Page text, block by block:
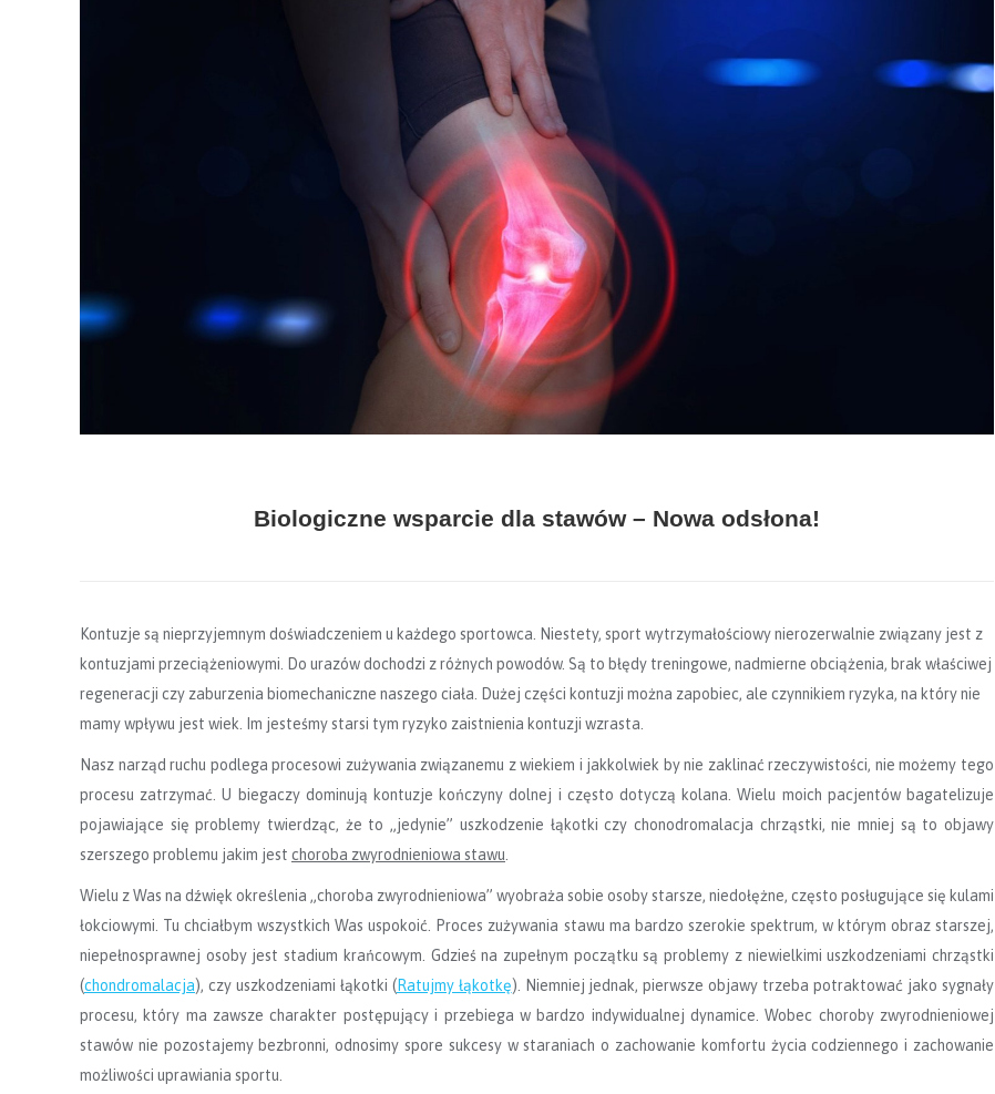
Biologiczne wsparcie dla stawów – Nowa odsłona!
Kontuzje są nieprzyjemnym doświadczeniem u każdego sportowca. Niestety, sport wytrzymałościowy nierozerwalnie związany jest z
kontuzjami przeciążeniowymi. Do urazów dochodzi z różnych powodów. Są to błędy treningowe, nadmierne obciążenia, brak właściwej
regeneracji czy zaburzenia biomechaniczne naszego ciała. Dużej części kontuzji można zapobiec, ale czynnikiem ryzyka, na który nie
mamy wpływu jest wiek. Im jesteśmy starsi tym ryzyko zaistnienia kontuzji wzrasta.
Nasz narząd ruchu podlega procesowi zużywania związanemu z wiekiem i jakkolwiek by nie zaklinać rzeczywistości, nie możemy tego
procesu zatrzymać. U biegaczy dominują kontuzje kończyny dolnej i często dotyczą kolana. Wielu moich pacjentów bagatelizuje
pojawiające się problemy twierdząc, że to „jedynie” uszkodzenie łąkotki czy chonodromalacja chrząstki, nie mniej są to objawy
szerszego problemu jakim jest choroba zwyrodnieniowa stawu
Wielu z Was na dźwięk określenia „choroba zwyrodnieniowa” wyobraża sobie osoby starsze, niedołężne, często posługujące się kulami
łokciowymi. Tu chciałbym wszystkich Was uspokoić. Proces zużywania stawu ma bardzo szerokie spektrum, w którym obraz starszej,
niepełnosprawnej osoby jest stadium krańcowym. Gdzieś na zupełnym początku są problemy z niewielkimi uszkodzeniami chrząstki
(chondromalacja), czy uszkodzeniami łąkotki (Ratujmy łąkotkę). Niemniej jednak, pierwsze objawy trzeba potraktować jako sygnały
procesu, który ma zawsze charakter postępujący i przebiega w bardzo indywidualnej dynamice. Wobec choroby zwyrodnieniowej
stawów nie pozostajemy bezbronni, odnosimy spore sukcesy w staraniach o zachowanie komfortu życia codziennego i zachowanie
możliwości uprawiania sportu.